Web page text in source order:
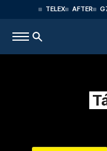
TELEX AFTER